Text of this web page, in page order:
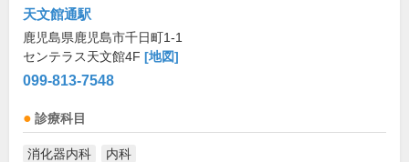
天文館通駅
鹿児島県鹿児島市千日町1-1
センテラス天文館4F [地図]
099-813-7548
診療科目
消化器内科 内科